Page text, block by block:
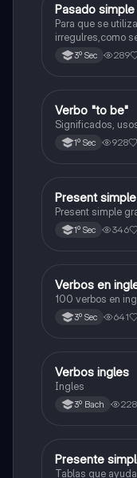
Inglés
Pasado simple
Para que se
irregulres,como
pasado simple.
3º Sec 289
Inglés
Verbo "to be"
Significados,
1º Sec 928
Inglés
Present simple
Present simple
1º Sec 346
Inglés
Verbos en
100 verbos en
3º Sec 641
Inglés
Verbos ingles
Ingles
3º Bach 228
Inglés
Presente
Tablas que